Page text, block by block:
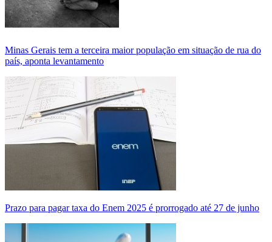
Minas Gerais tem a terceira maior população em situação de rua do
país, aponta levantamento
Prazo para pagar taxa do Enem 2025 é prorrogado até 27 de junho